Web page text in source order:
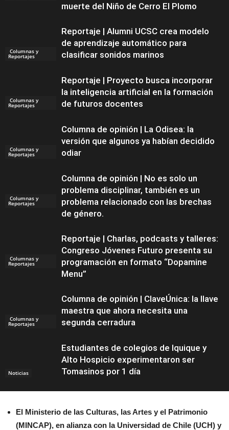
muerte del Niño de Cerro El Plomo
Columnas y
Reportajes
Reportaje | Alumni UCSC crea modelo
de aprendizaje automático para
clasificar sonidos marinos
Columnas y
Reportajes
Reportaje | Proyecto busca incorporar
la inteligencia artificial en la formación
de futuros docentes
Columnas y
Reportajes
Columna de opinión | La Odisea: la
versión que algunos ya habían decidido
odiar
Columnas y
Reportajes
Columna de opinión | No es solo un
problema disciplinar, también es un
problema relacionado con las brechas
de género.
Columnas y
Reportajes
Reportaje | Charlas, podcasts y talleres:
Congreso Jóvenes Futuro presenta su
programación en formato “Dopamine
Menu”
Columnas y
Reportajes
Columna de opinión | ClaveÚnica: la llave
maestra que ahora necesita una
segunda cerradura
Noticias
Estudiantes de colegios de Iquique y
Alto Hospicio experimentaron ser
Tomasinos por 1 día
El Ministerio de las Culturas, las Artes y el Patrimonio
(MINCAP), en alianza con la Universidad de Chile (UCH) y